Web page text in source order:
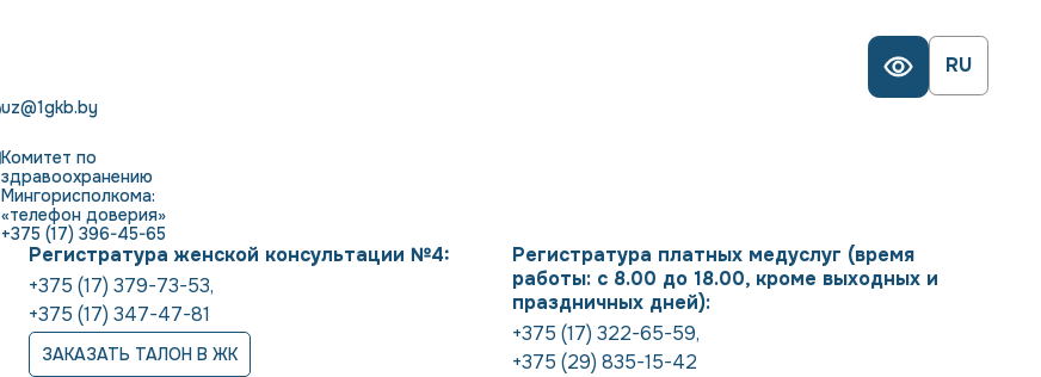
RU
uz@1gkb.by
Комитет по
здравоохранению
Мингорисполкома:
«телефон доверия»
+375 (17) 396-45-65
Регистратура женской консультации №4:
+375 (17) 379-73-53,
+375 (17) 347-47-81
ЗАКАЗАТЬ ТАЛОН В ЖК
Регистратура платных медуслуг (время
работы: с 8.00 до 18.00, кроме выходных и
праздничных дней):
+375 (17) 322-65-59,
+375 (29) 835-15-42